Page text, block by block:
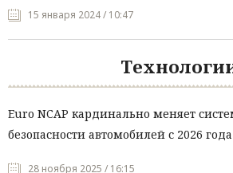
15 января 2024 / 10:47
Euro NCAP кардинально меняет
безопасности автомобилей с 2026 года
28 ноября 2025 / 16:15